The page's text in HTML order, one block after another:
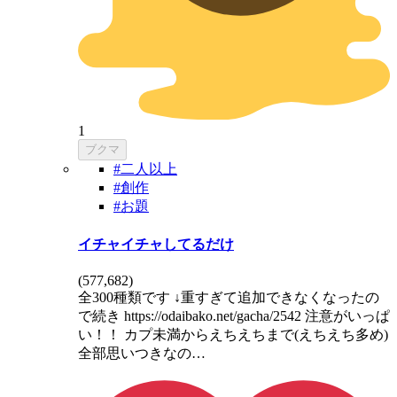
1
ブクマ
#二人以上
#創作
#お題
イチャイチャしてるだけ
(577,682)
全300種類です ↓重すぎて追加できなくなったの
で続き https://odaibako.net/gacha/2542 注意がいっぱ
い！！ カプ未満からえちえちまで(えちえち多め)
全部思いつきなの…